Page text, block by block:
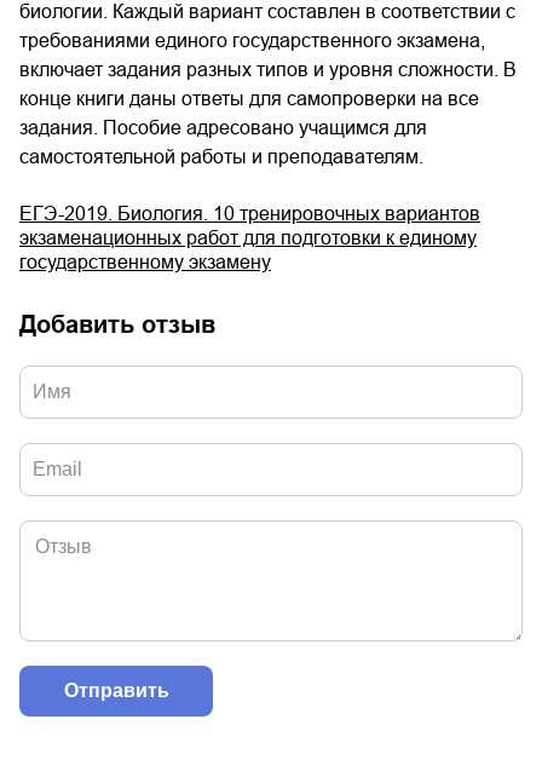
биологии. Каждый вариант составлен в соответствии с
требованиями единого государственного экзамена,
включает задания разных типов и уровня сложности. В
конце книги даны ответы для самопроверки на все
задания. Пособие адресовано учащимся для
самостоятельной работы и преподавателям.
ЕГЭ-2019. Биология. 10 тренировочных вариантов
экзаменационных работ для подготовки к единому
государственному экзамену
Добавить отзыв